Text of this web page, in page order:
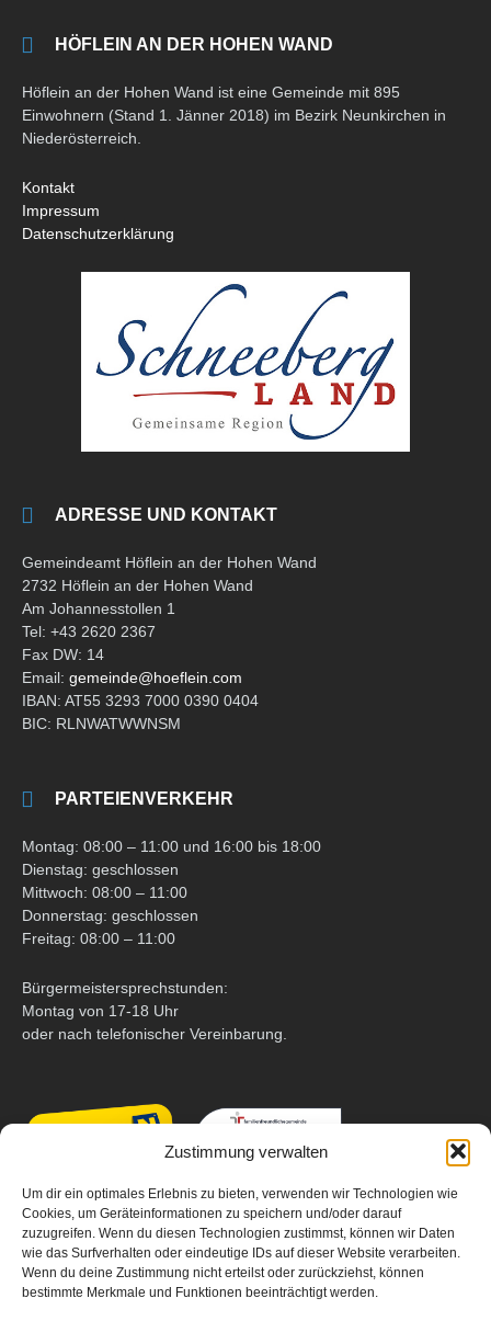
Zustimmung verwalten
Um dir ein optimales Erlebnis zu bieten, verwenden wir Technologien wie
Cookies, um Geräteinformationen zu speichern und/oder darauf
zuzugreifen. Wenn du diesen Technologien zustimmst, können wir Daten
wie das Surfverhalten oder eindeutige IDs auf dieser Website verarbeiten.
Wenn du deine Zustimmung nicht erteilst oder zurückziehst, können
bestimmte Merkmale und Funktionen beeinträchtigt werden.
HÖFLEIN AN DER HOHEN WAND
Höflein an der Hohen Wand ist eine Gemeinde mit 895
Einwohnern (Stand 1. Jänner 2018) im Bezirk Neunkirchen in
Niederösterreich.
Kontakt
Impressum
Datenschutzerklärung
ADRESSE UND KONTAKT
Gemeindeamt Höflein an der Hohen Wand
2732 Höflein an der Hohen Wand
Am Johannesstollen 1
Tel: +43 2620 2367
Fax DW: 14
Email: gemeinde@hoeflein.com
IBAN: AT55 3293 7000 0390 0404
BIC: RLNWATWWNSM
PARTEIENVERKEHR
Montag: 08:00 – 11:00 und 16:00 bis 18:00
Dienstag: geschlossen
Mittwoch: 08:00 – 11:00
Donnerstag: geschlossen
Freitag: 08:00 – 11:00
Bürgermeistersprechstunden:
Montag von 17-18 Uhr
oder nach telefonischer Vereinbarung.